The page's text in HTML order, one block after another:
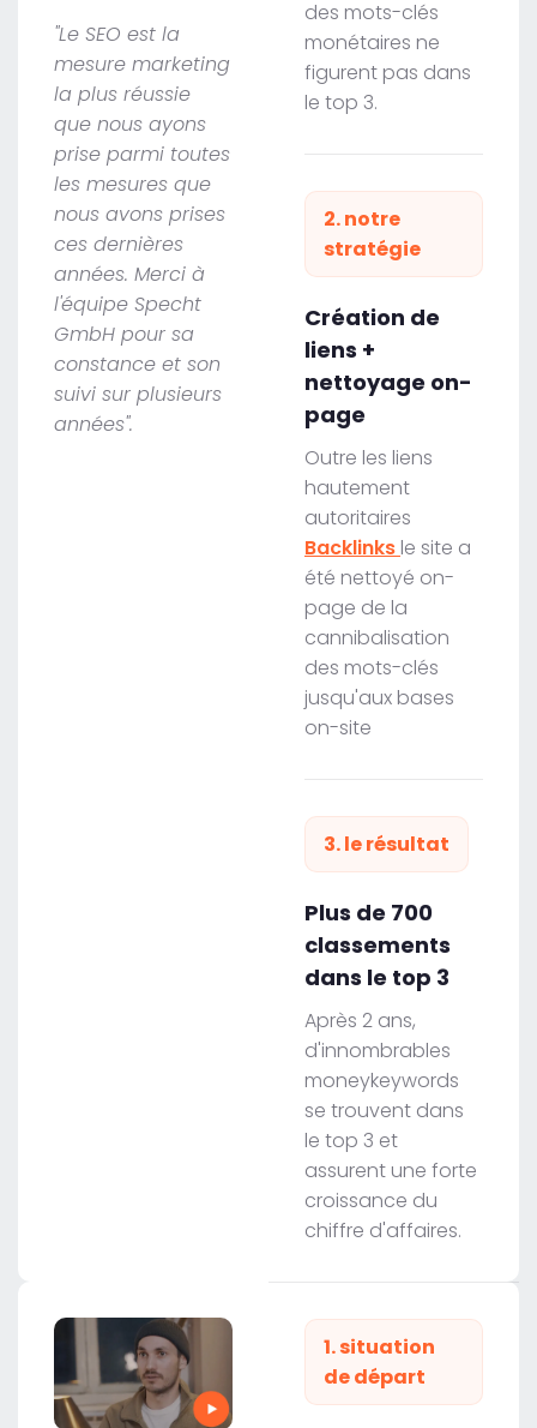
"Le SEO est la
mesure marketing
la plus réussie
que nous ayons
prise parmi toutes
les mesures que
nous avons prises
ces dernières
années. Merci à
l'équipe Specht
GmbH pour sa
constance et son
suivi sur plusieurs
années".
des mots-clés
monétaires ne
figurent pas dans
le top 3.
2. notre
stratégie
Création de
liens +
nettoyage on-
page
Outre les liens
hautement
autoritaires
Backlinks le site a
été nettoyé on-
page de la
cannibalisation
des mots-clés
jusqu'aux bases
on-site
3. le résultat
Plus de 700
classements
dans le top 3
Après 2 ans,
d'innombrables
moneykeywords
se trouvent dans
le top 3 et
assurent une forte
croissance du
chiffre d'affaires.
1. situation
de départ